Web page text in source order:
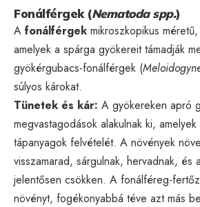
Fonálférgek (Nematoda spp.)
A fonálférgek mikroszkopikus
amelyek a spárga gyökereit támadják
gyökérgubacs-fonálférgek (
súlyos károkat.
Tünetek és kár: A gyökereken apró
megvastagodások alakulnak ki,
tápanyagok felvételét. A növények
visszamarad, sárgulnak, hervadnak, és
jelentősen csökken. A fonálféreg-
növényt, fogékonyabbá téve azt más